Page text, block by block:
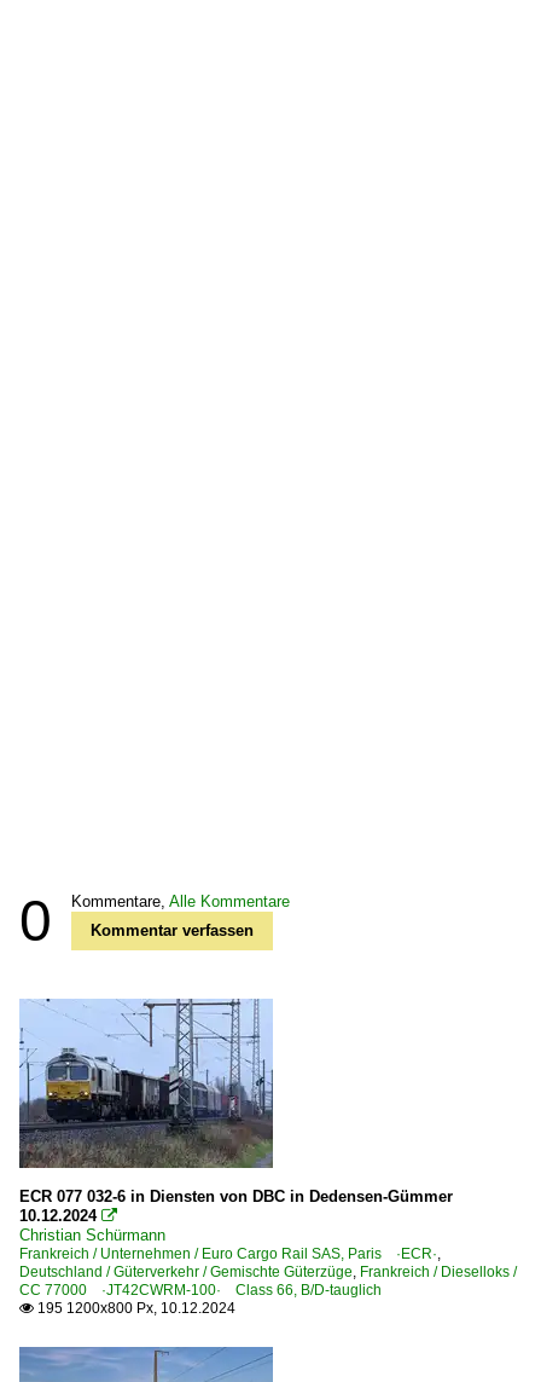
0 Kommentare, Alle Kommentare
Kommentar verfassen
ECR 077 032-6 in Diensten von DBC in Dedensen-Gümmer
10.12.2024 
Christian Schürmann
Frankreich / Unternehmen / Euro Cargo Rail SAS, Paris ·ECR·,
Deutschland / Güterverkehr / Gemischte Güterzüge, Frankreich / Dieselloks /
CC 77000 ·JT42CWRM-100· Class 66, B/D-tauglich
 195 1200x800 Px, 10.12.2024